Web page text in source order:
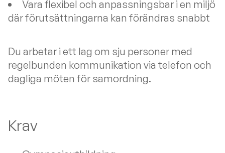
Vara flexibel och anpassningsbar i en miljö
där förutsättningarna kan förändras snabbt
Du arbetar i ett lag om sju personer med
regelbunden kommunikation via telefon och
dagliga möten för samordning.
Krav